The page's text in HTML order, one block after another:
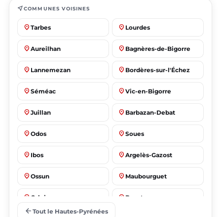
near_meCOMMUNES VOISINES
place Tarbes place Lourdes
place Aureilhan place Bagnères-de-Bigorre
place Lannemezan place Bordères-sur-l'Échez
place Séméac place Vic-en-Bigorre
place Juillan place Barbazan-Debat
place Odos place Soues
place Ibos place Argelès-Gazost
place Ossun place Maubourguet
place Orleix place Bazet
arrow_back Tout le Hautes-Pyrénées